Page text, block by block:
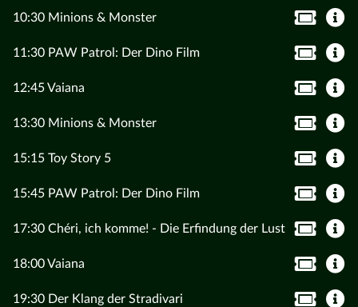
10:30 Minions & Monster
11:30 PAW Patrol: Der Dino Film
12:45 Vaiana
13:30 Minions & Monster
15:15 Toy Story 5
15:45 PAW Patrol: Der Dino Film
17:30 Chéri, ich komme! - Die Erfindung der Lust
18:00 Vaiana
19:30 Der Klang der Stradivari